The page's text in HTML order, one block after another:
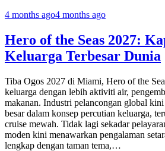
4 months ago4 months ago
Hero of the Seas 2027:
Keluarga Terbesar Dunia
Tiba Ogos 2027 di Miami, Hero of the
keluarga dengan lebih aktiviti air,
makanan. Industri pelancongan global
besar dalam konsep percutian keluarga,
cruise mewah. Tidak lagi sekadar
moden kini menawarkan pengalaman
lengkap dengan taman tema,…